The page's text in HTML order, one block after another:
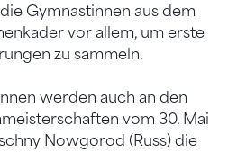
Gymnastinnen aus dem
vor allem, um erste
zu sammeln.
werden auch an den
vom 30. Mai
Nowgorod (Russ) die